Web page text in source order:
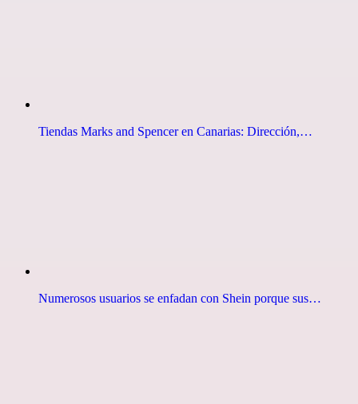
Tiendas Marks and Spencer en Canarias: Dirección,…
Numerosos usuarios se enfadan con Shein porque sus…